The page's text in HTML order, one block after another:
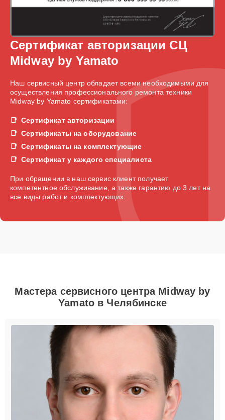
Сертификат авторизации СЦ
Midway by Yamato
Наш сервисный центр обладает всеми необходимыми для
осуществления профессионального ремонта техники
Midway by Yamato сертификатами:
Сертификат авторизации
Сертификаты на оборудование
Сертификаты на комплектующие
Сертификат у каждого специалиста
При обращении в наш сервис клиент получает
компетентное обслуживание, а также гарантию до 3 лет на
все виды работ и комплектующих.
Мастера сервисного центра Midway by
Yamato в Челябинске